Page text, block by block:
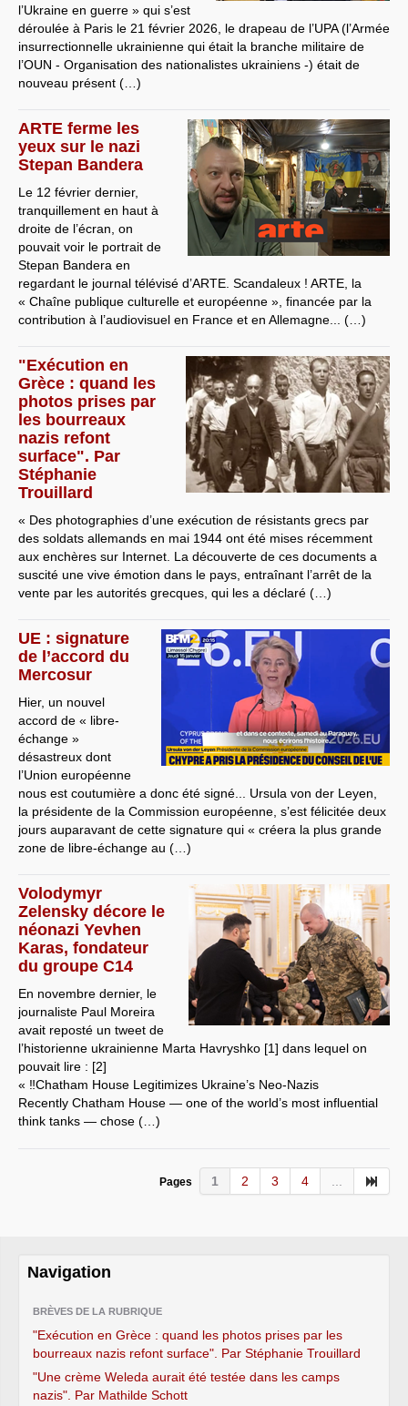
l’Ukraine en guerre » qui s’est
déroulée à Paris le 21 février 2026, le drapeau de l’UPA (l’Armée
insurrectionnelle ukrainienne qui était la branche militaire de
l’OUN - Organisation des nationalistes ukrainiens -) était de
nouveau présent (…)
ARTE ferme les
yeux sur le nazi
Stepan Bandera
Le 12 février dernier,
tranquillement en haut à
droite de l’écran, on
pouvait voir le portrait de
Stepan Bandera en
regardant le journal télévisé d’ARTE. Scandaleux ! ARTE, la
« Chaîne publique culturelle et européenne », financée par la
contribution à l’audiovisuel en France et en Allemagne... (…)
"Exécution en
Grèce : quand les
photos prises par
les bourreaux
nazis refont
surface". Par
Stéphanie
Trouillard
« Des photographies d’une exécution de résistants grecs par
des soldats allemands en mai 1944 ont été mises récemment
aux enchères sur Internet. La découverte de ces documents a
suscité une vive émotion dans le pays, entraînant l’arrêt de la
vente par les autorités grecques, qui les a déclaré (…)
UE : signature
de l’accord du
Mercosur
Hier, un nouvel
accord de « libre-
échange »
désastreux dont
l’Union européenne
nous est coutumière a donc été signé... Ursula von der Leyen,
la présidente de la Commission européenne, s’est félicitée deux
jours auparavant de cette signature qui « créera la plus grande
zone de libre-échange au (…)
Volodymyr
Zelensky décore le
néonazi Yevhen
Karas, fondateur
du groupe C14
En novembre dernier, le
journaliste Paul Moreira
avait reposté un tweet de
l’historienne ukrainienne Marta Havryshko [1] dans lequel on
pouvait lire : [2]
« ‼️Chatham House Legitimizes Ukraine’s Neo-Nazis
Recently Chatham House — one of the world’s most influential
think tanks — chose (…)
Pages 1 2 3 4
Navigation
BRÈVES DE LA RUBRIQUE
"Exécution en Grèce : quand les photos prises par les
bourreaux nazis refont surface". Par Stéphanie Trouillard
"Une crème Weleda aurait été testée dans les camps
nazis". Par Mathilde Schott